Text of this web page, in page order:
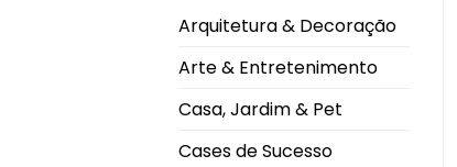
loja
Vinhedos
celebra
nova
da
marca
Arquitetura & Decoração
Arte & Entretenimento
Casa, Jardim & Pet
Cases de Sucesso